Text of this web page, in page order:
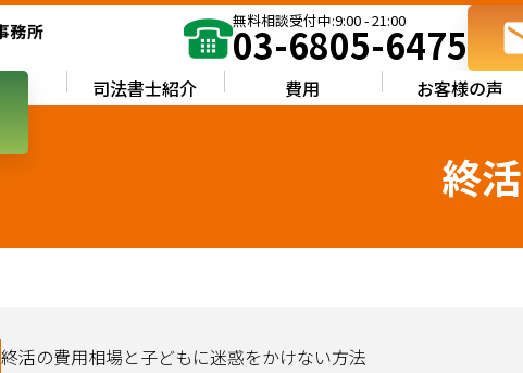
03-6805-6475
司法書士紹介 費用 お客様の声
終活
終活の費用相場と子どもに迷惑をかけない方法